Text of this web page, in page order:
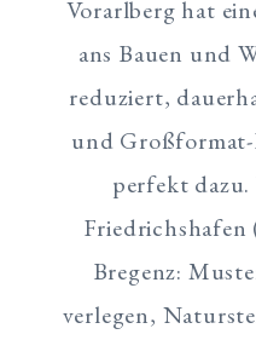
Vorarlberg hat
ans Bauen und
reduziert,
und Großformat-
perfekt dazu.
Bregenz:
verlegen,